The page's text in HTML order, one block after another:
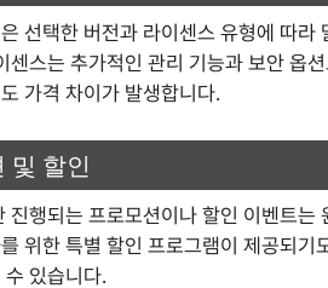
선택한 버전과 라이센스 유형에 따라
센스는 추가적인 관리 기능과 보안 옵
가격 차이가 발생합니다.
및 할인
진행되는 프로모션이나 할인 이벤트
위한 특별 할인 프로그램이 제공되
있습니다.